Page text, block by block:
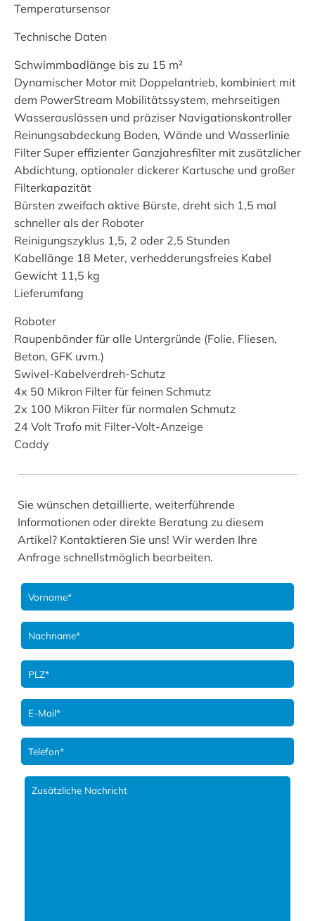
Temperatursensor
Technische Daten
Schwimmbadlänge bis zu 15 m²
Dynamischer Motor mit Doppelantrieb, kombiniert mit
dem PowerStream Mobilitätssystem, mehrseitigen
Wasserauslässen und präziser Navigationskontroller
Reinungsabdeckung Boden, Wände und Wasserlinie
Filter Super effizienter Ganzjahresfilter mit zusätzlicher
Abdichtung, optionaler dickerer Kartusche und großer
Filterkapazität
Bürsten zweifach aktive Bürste, dreht sich 1,5 mal
schneller als der Roboter
Reinigungszyklus 1,5, 2 oder 2,5 Stunden
Kabellänge 18 Meter, verhedderungsfreies Kabel
Gewicht 11,5 kg
Lieferumfang
Roboter
Raupenbänder für alle Untergründe (Folie, Fliesen,
Beton, GFK uvm.)
Swivel-Kabelverdreh-Schutz
4x 50 Mikron Filter für feinen Schmutz
2x 100 Mikron Filter für normalen Schmutz
24 Volt Trafo mit Filter-Volt-Anzeige
Caddy
Sie wünschen detaillierte, weiterführende
Informationen oder direkte Beratung zu diesem
Artikel? Kontaktieren Sie uns! Wir werden Ihre
Anfrage schnellstmöglich bearbeiten.